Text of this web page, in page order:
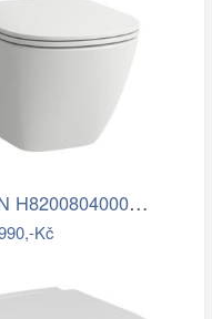
LAUFEN H8200804000001 - Závěsné WC LUA…
Kč